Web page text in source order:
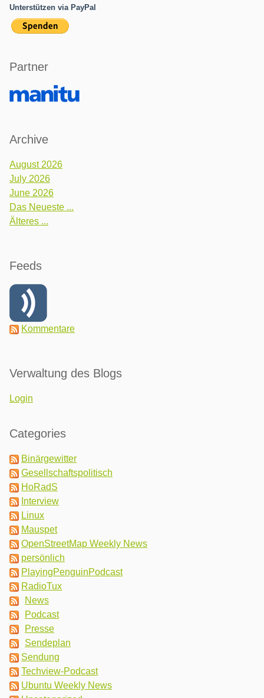
Unterstützen via PayPal
Partner
Archive
August 2026
July 2026
June 2026
Das Neueste ...
Älteres ...
Feeds
Kommentare
Verwaltung des Blogs
Login
Categories
Binärgewitter
Gesellschaftspolitisch
HoRadS
Interview
Linux
Mauspet
OpenStreetMap Weekly News
persönlich
PlayingPenguinPodcast
RadioTux
News
Podcast
Presse
Sendeplan
Sendung
Techview-Podcast
Ubuntu Weekly News